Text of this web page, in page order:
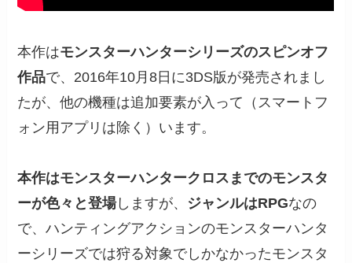
本作はモンスターハンターシリーズのスピンオフ
作品で、2016年10月8日に3DS版が発売されまし
たが、他の機種は追加要素が入って（スマートフ
ォン用アプリは除く）います。
本作はモンスターハンタークロスまでのモンスタ
ーが色々と登場しますが、 ジャンルはRPGなの
で、ハンティングアクションのモンスターハンタ
ーシリーズでは狩る対象でしかなかったモンスタ